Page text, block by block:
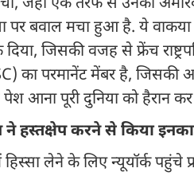
पर बवाल मचा हुआ है. ये
जिसकी वजह से फ्रेंच
का परमानेंट मेंबर है, जिसकी
आना पूरी दुनिया को हैरान कर
ने हस्तक्षेप करने से किया
लेने के लिए न्‍यूयॉर्क पहुंचे